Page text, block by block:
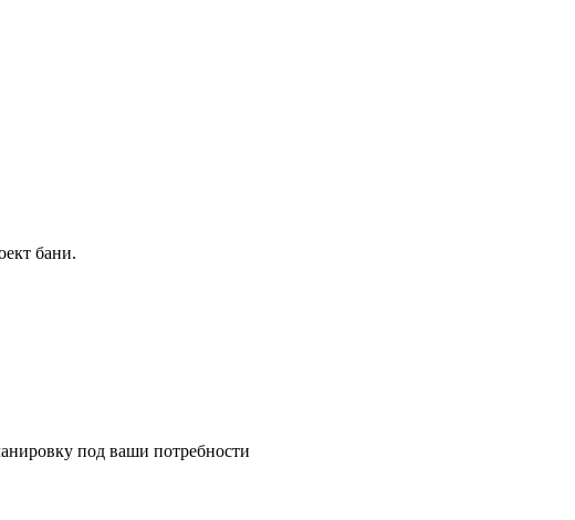
бани.
под ваши потребности